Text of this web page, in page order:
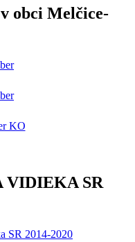
obci Melčice-
VIDIEKA SR